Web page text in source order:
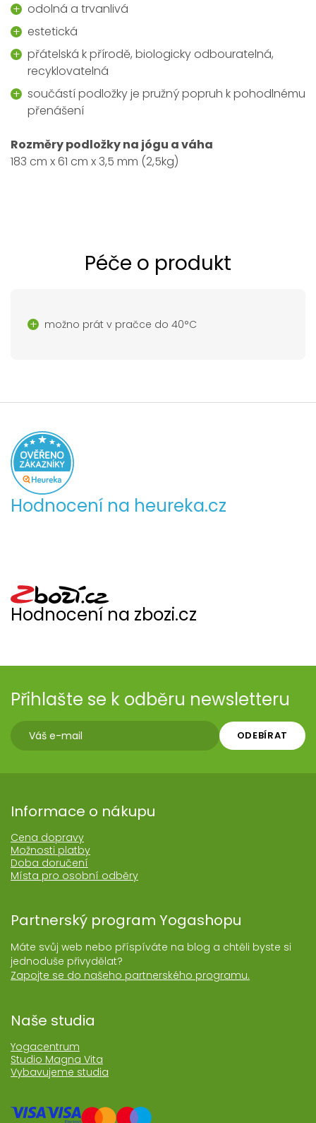
odolná a trvanlivá
estetická
přátelská k přírodě, biologicky odbouratelná,
recyklovatelná
součástí podložky je pružný popruh k pohodlnému
přenášení
Rozměry podložky na jógu a váha
183 cm x 61 cm x 3,5 mm (2,5kg)
Péče o produkt
možno prát v pračce do 40°C
Hodnocení na heureka.cz
Hodnocení na zbozi.cz
Přihlašte se k odběru newsletteru
ODEBÍRAT
Informace o nákupu
Cena dopravy
Možnosti platby
Doba doručení
Místa pro osobní odběry
Partnerský program Yogashopu
Máte svůj web nebo příspíváte na blog a chtěli byste si
jednoduše přivydělat?
Zapojte se do našeho partnerského programu.
Naše studia
Yogacentrum
Studio Magna Vita
Vybavujeme studia